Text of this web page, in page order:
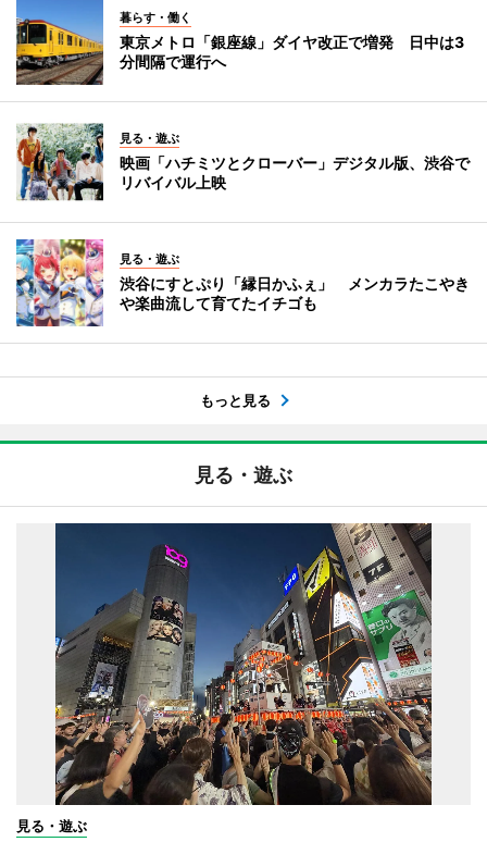
暮らす・働く
東京メトロ「銀座線」ダイヤ改正で増発 日中は3
分間隔で運行へ
見る・遊ぶ
映画「ハチミツとクローバー」デジタル版、渋谷で
リバイバル上映
見る・遊ぶ
渋谷にすとぷり「縁日かふぇ」 メンカラたこやき
や楽曲流して育てたイチゴも
もっと見る
見る・遊ぶ
見る・遊ぶ